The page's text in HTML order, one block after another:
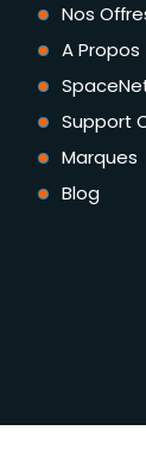
Nos
A Propos
Support
Marques
Blog